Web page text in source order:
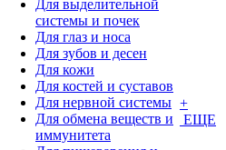
Для выделительной
системы и почек
Для глаз и носа
Для зубов и десен
Для кожи
Для костей и суставов
Для нервной системы
Для обмена веществ и
иммунитета
+
ЕЩЕ